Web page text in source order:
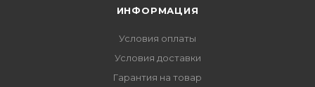
ИНФОРМАЦИЯ
Условия оплаты
Условия доставки
Гарантия на товар